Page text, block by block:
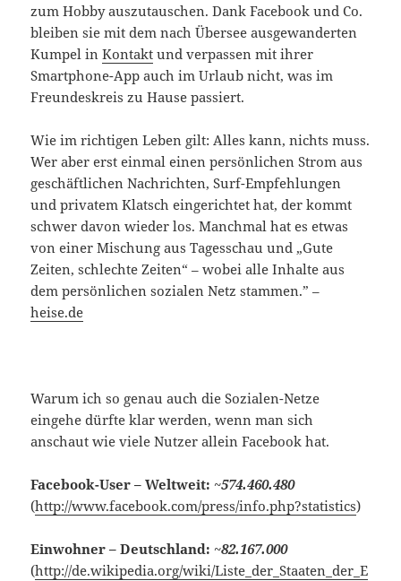
zum Hobby auszutauschen. Dank Facebook und Co.
bleiben sie mit dem nach Übersee ausgewanderten
Kumpel inKontakt und verpassen mit ihrer
Smartphone-App auch im Urlaub nicht, was im
Freundeskreis zu Hause passiert.
Wie im richtigen Leben gilt: Alles kann, nichts muss.
Wer aber erst einmal einen persönlichen Strom aus
geschäftlichen Nachrichten, Surf-Empfehlungen
und privatem Klatsch eingerichtet hat, der kommt
schwer davon wieder los. Manchmal hat es etwas
von einer Mischung aus Tagesschau und „Gute
Zeiten, schlechte Zeiten“ – wobei alle Inhalte aus
dem persönlichen sozialen Netz stammen.” –
heise.de
Warum ich so genau auch die Sozialen-Netze
eingehe dürfte klar werden, wenn man sich
anschaut wie viele Nutzer allein Facebook hat.
Facebook-User – Weltweit: ~574.460.480
(http://www.facebook.com/press/info.php?statistics)
Einwohner – Deutschland: ~82.167.000
(http://de.wikipedia.org/wiki/Liste_der_Staaten_der_E